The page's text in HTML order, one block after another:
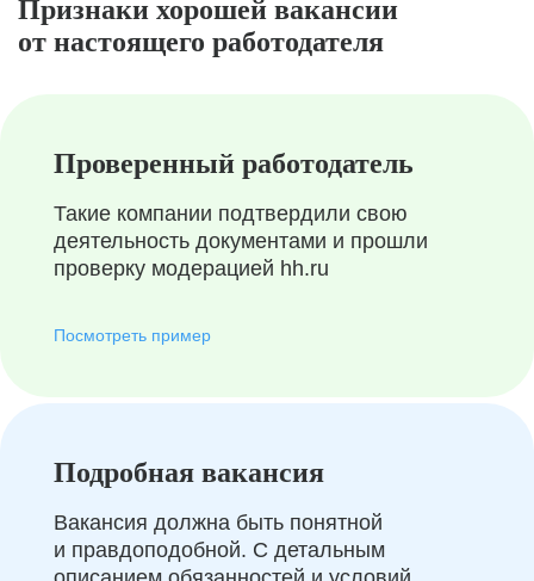
Признаки хорошей вакансии
от настоящего работодателя
Проверенный работодатель
Такие компании подтвердили свою
деятельность документами и прошли
проверку модерацией hh.ru
Посмотреть пример
Подробная вакансия
Вакансия должна быть понятной
и правдоподобной. С детальным